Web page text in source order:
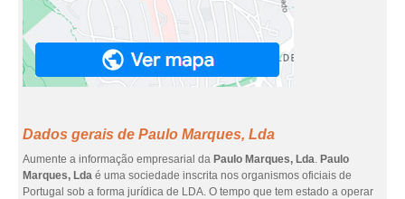
Dados gerais de Paulo Marques, Lda
Aumente a informação empresarial da Paulo Marques, Lda. Paulo
Marques, Lda é uma sociedade inscrita nos organismos oficiais de
Portugal sob a forma jurídica de LDA. O tempo que tem estado a operar